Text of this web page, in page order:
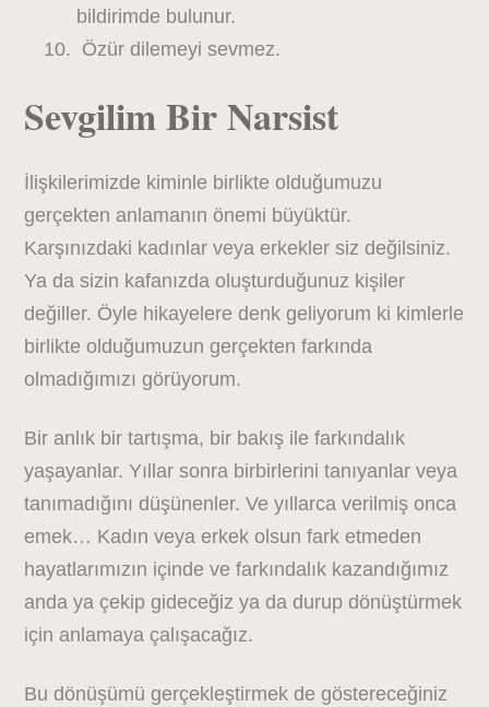
bildirimde bulunur.
Özür dilemeyi sevmez.
Sevgilim Bir Narsist
İlişkilerimizde kiminle birlikte olduğumuzu
gerçekten anlamanın önemi büyüktür.
Karşınızdaki kadınlar veya erkekler siz değilsiniz.
Ya da sizin kafanızda oluşturduğunuz kişiler
değiller. Öyle hikayelere denk geliyorum ki kimlerle
birlikte olduğumuzun gerçekten farkında
olmadığımızı görüyorum.
Bir anlık bir tartışma, bir bakış ile farkındalık
yaşayanlar. Yıllar sonra birbirlerini tanıyanlar veya
tanımadığını düşünenler. Ve yıllarca verilmiş onca
emek… Kadın veya erkek olsun fark etmeden
hayatlarımızın içinde ve farkındalık kazandığımız
anda ya çekip gideceğiz ya da durup dönüştürmek
için anlamaya çalışacağız.
Bu dönüşümü gerçekleştirmek de göstereceğiniz